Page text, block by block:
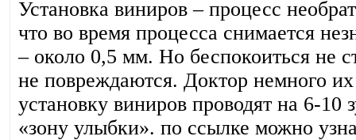
Установка виниров – процесс
что во время процесса снимается
– около 0,5 мм. Но беспокоиться не
не повреждаются. Доктор немного
установку виниров проводят на 6-10
«зону улыбки». по ссылке можно